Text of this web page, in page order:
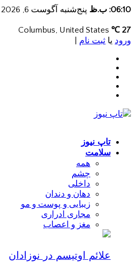
06:10: ب.ظ پنج‌شنبه آگوست 6, 2026
27 ℃
ورود یا ثبت نام
تاپ نیوز
سلامت
همه
چشم
داخلی
دهان و دندان
زیبایی و پوست و مو
مجاری ادراری
مغز و اعصاب
علائم اوتیسم در نوزادان